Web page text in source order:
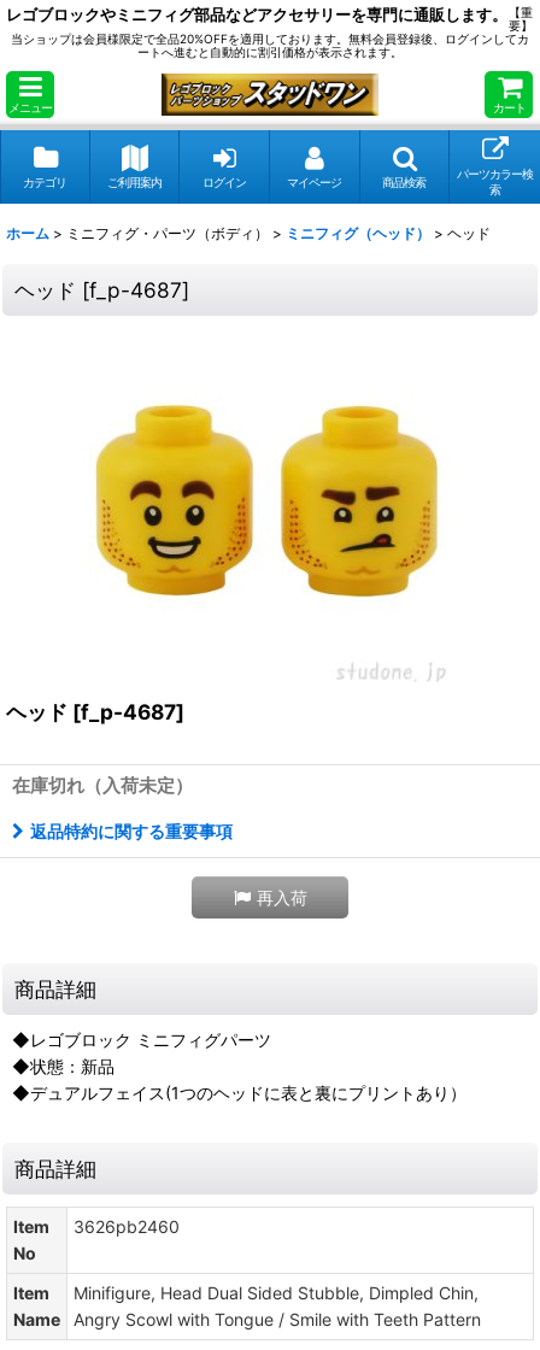
レゴブロックやミニフィグ部品などアクセサリーを専門に通販します。
【重
要】
当ショップは会員様限定で全品20%OFFを適用しております。無料会員登録後、ログインしてカ
ートへ進むと自動的に割引価格が表示されます。
メニュー カート
カテゴリ ご利用案内 ログイン マイページ 商品検索
パーツカラー検
索
ホーム > ミニフィグ・パーツ（ボディ） > ミニフィグ（ヘッド） > ヘッド
ヘッド [f_p-4687]
ヘッド [f_p-4687]
在庫切れ（入荷未定）
返品特約に関する重要事項
再入荷
商品詳細
◆レゴブロック ミニフィグパーツ
◆状態：新品
◆デュアルフェイス(1つのヘッドに表と裏にプリントあり）
商品詳細
Item
No
3626pb2460
Item
Name
Minifigure, Head Dual Sided Stubble, Dimpled Chin,
Angry Scowl with Tongue / Smile with Teeth Pattern